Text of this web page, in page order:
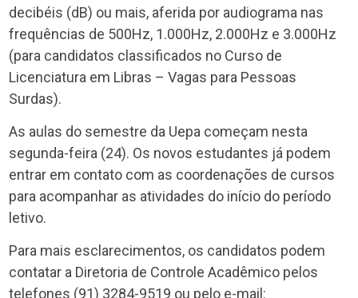
decibéis (dB) ou mais, aferida por audiograma nas
frequências de 500Hz, 1.000Hz, 2.000Hz e 3.000Hz
(para candidatos classificados no Curso de
Licenciatura em Libras – Vagas para Pessoas
Surdas).
As aulas do semestre da Uepa começam nesta
segunda-feira (24). Os novos estudantes já podem
entrar em contato com as coordenações de cursos
para acompanhar as atividades do início do período
letivo.
Para mais esclarecimentos, os candidatos podem
contatar a Diretoria de Controle Acadêmico pelos
telefones (91) 3284-9519 ou pelo e-mail: